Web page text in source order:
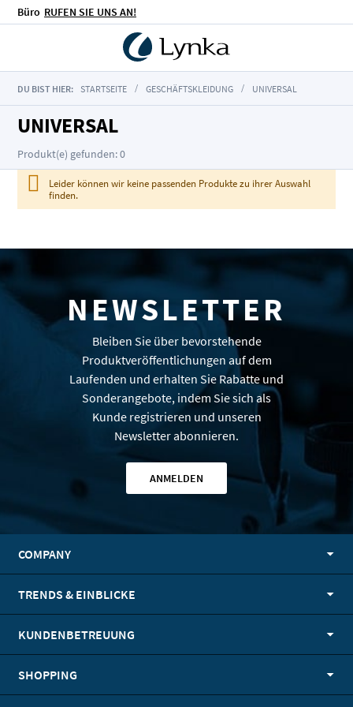
Büro RUFEN SIE UNS AN!
DU BIST HIER: STARTSEITE GESCHÄFTSKLEIDUNG UNIVERSAL
UNIVERSAL
Produkt(e) gefunden: 0
Leider können wir keine passenden Produkte zu ihrer Auswahl
finden.
NEWSLETTER
Bleiben Sie über bevorstehende
Produktveröffentlichungen auf dem
Laufenden und erhalten Sie Rabatte und
Sonderangebote, indem Sie sich als
Kunde registrieren und unseren
Newsletter abonnieren.
ANMELDEN
COMPANY
TRENDS & EINBLICKE
KUNDENBETREUUNG
SHOPPING